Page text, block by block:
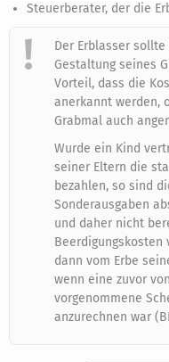
Steuerberater, der die
Der Erblasser
Gestaltung seines
Vorteil, dass die
anerkannt werden,
Grabmal auch
Wurde ein Kind
seiner Eltern die
bezahlen, so sind
Sonderausgaben
und daher nicht
dann vom Erbe
wenn eine zuvor
vorgenommene
anzurechnen war